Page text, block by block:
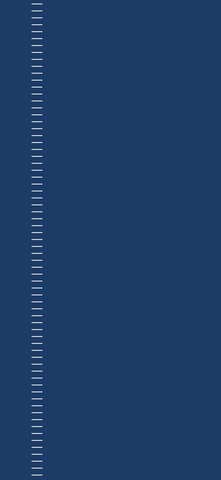
NAURU (USD $)
NEPAL (USD $)
NETHERLANDS (USD $)
NEW CALEDONIA (USD $)
NEW ZEALAND (USD $)
NICARAGUA (USD $)
NIGER (USD $)
NIGERIA (USD $)
NIUE (USD $)
NORFOLK ISLAND (USD $)
NORTH MACEDONIA (USD $)
NORWAY (USD $)
OMAN (USD $)
PAKISTAN (USD $)
PALESTINIAN TERRITORIES (USD $)
PANAMA (USD $)
PAPUA NEW GUINEA (USD $)
PARAGUAY (USD $)
PERU (USD $)
PHILIPPINES (USD $)
PITCAIRN ISLANDS (USD $)
POLAND (USD $)
PORTUGAL (USD $)
QATAR (USD $)
RÉUNION (USD $)
ROMANIA (USD $)
RUSSIA (USD $)
RWANDA (USD $)
SAMOA (USD $)
SAN MARINO (USD $)
SÃO TOMÉ & PRÍNCIPE (USD $)
SAUDI ARABIA (USD $)
SENEGAL (USD $)
SERBIA (USD $)
SEYCHELLES (USD $)
SIERRA LEONE (USD $)
SINGAPORE (USD $)
SINT MAARTEN (USD $)
SLOVAKIA (USD $)
SLOVENIA (USD $)
SOLOMON ISLANDS (USD $)
SOMALIA (USD $)
SOUTH AFRICA (USD $)
SOUTH GEORGIA & SOUTH SANDWICH ISLANDS (USD $)
SOUTH KOREA (USD $)
SOUTH SUDAN (USD $)
SPAIN (USD $)
SRI LANKA (USD $)
ST. BARTHÉLEMY (USD $)
ST. HELENA (USD $)
ST. KITTS & NEVIS (USD $)
ST. LUCIA (USD $)
ST. MARTIN (USD $)
ST. PIERRE & MIQUELON (USD $)
ST. VINCENT & GRENADINES (USD $)
SUDAN (USD $)
SURINAME (USD $)
SVALBARD & JAN MAYEN (USD $)
SWEDEN (USD $)
SWITZERLAND (USD $)
TAIWAN (USD $)
TAJIKISTAN (USD $)
TANZANIA (USD $)
THAILAND (USD $)
TIMOR-LESTE (USD $)
TOGO (USD $)
TOKELAU (USD $)
TONGA (USD $)
TRINIDAD & TOBAGO (USD $)